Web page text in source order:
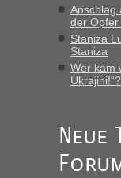
Recht, Visa
gebrauchter
„Vielen Dank, mit
gab es keine
fast 11 Milliarden
„Am besten wäre
Alleinreisende
Anschlag
der Opfer
Staniza
Staniza
Wer kam
Ukrajini!“?
Neue